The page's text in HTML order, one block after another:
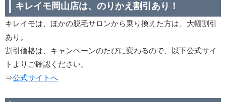
キレイモ岡山店は、のりかえ割引あり！
キレイモは、ほかの脱毛サロンから乗り換えた方は、大幅割引
あり。
割引価格は、キャンペーンのたびに変わるので、以下公式サイ
トよりご確認ください。
⇒公式サイトへ